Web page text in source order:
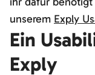
unserem Exply
Ein
Exply